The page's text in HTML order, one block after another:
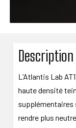
Description
L’Atlantis Lab
haute densité
supplémentaires
rendre plus